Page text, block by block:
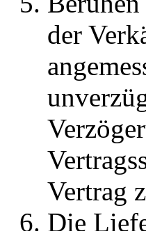
der
Vertrag
Die